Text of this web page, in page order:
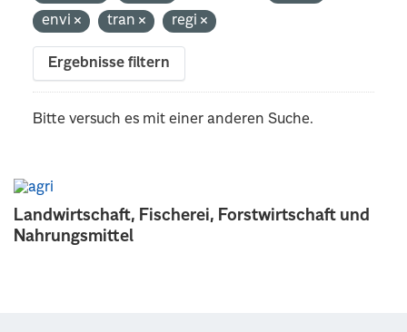
Landwirtschaft, Fischerei, Forstwirtschaft und
Nahrungsmittel
envi
tran regi
Ergebnisse filtern
Bitte versuch es mit einer anderen Suche.